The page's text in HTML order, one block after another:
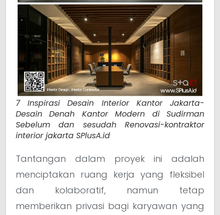
7 Inspirasi Desain Interior Kantor Jakarta-
Desain Denah Kantor Modern di Sudirman
Sebelum dan sesudah Renovasi-kontraktor
interior jakarta SPlusA.id
Tantangan dalam proyek ini adalah
menciptakan ruang kerja yang fleksibel
dan kolaboratif, namun tetap
memberikan privasi bagi karyawan yang